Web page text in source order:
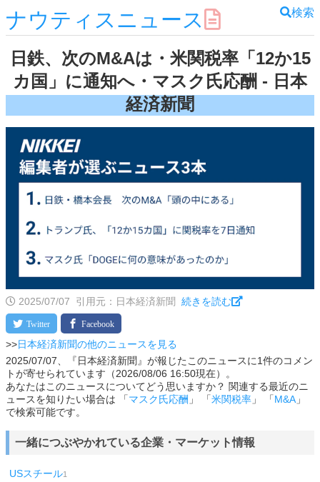
ナウティスニュース 検索
日鉄、次のM&Aは・米関税率「12か15
カ国」に通知へ・マスク氏応酬 - 日本
経済新聞
2025/07/07 引用元：日本経済新聞 続きを読む
>>日本経済新聞の他のニュースを見る
2025/07/07、『日本経済新聞』が報じたこのニュースに1件のコメン
トが寄せられています（2026/08/06 16:50現在）。
あなたはこのニュースについてどう思いますか？ 関連する最近のニ
ュースを知りたい場合は 「マスク氏応酬 」 「米関税率 」 「M&A 」
で検索可能です。
一緒につぶやかれている企業・マーケット情報
USスチール1